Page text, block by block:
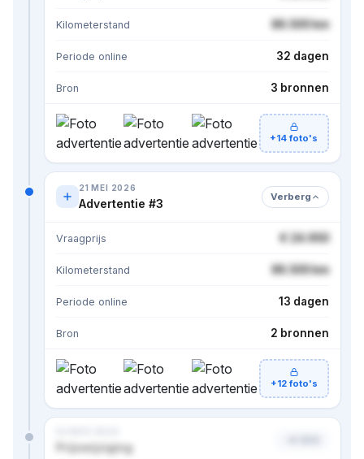
Kilometerstand 86.500 km
Periode online 32 dagen
Bron 3 bronnen
+14 foto's
21 MEI 2026
Advertentie #3 Verberg
Vraagprijs € 24.950
Kilometerstand 86.500 km
Periode online 13 dagen
Bron 2 bronnen
+12 foto's
Prijswijziging